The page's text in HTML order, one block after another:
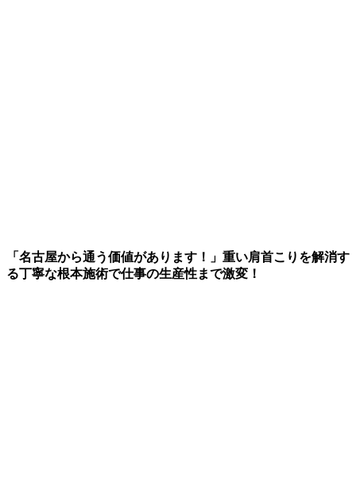
「名古屋から通う価値があります！」重い肩首こりを解消す
る丁寧な根本施術で仕事の生産性まで激変！